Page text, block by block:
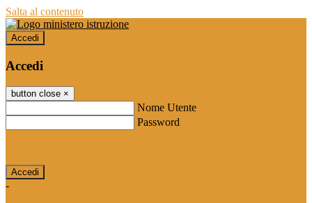
Salta al contenuto
Accedi
Accedi
button close ×
Nome Utente
Password
-